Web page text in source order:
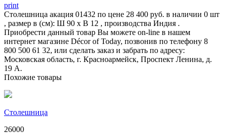
print
Столешница акация 01432 по цене 28 400 руб. в наличии 0 шт
, размер в (см): Ш 90 x В 12 , производства Индия .
Приобрести данный товар Вы можете on-line в нашем
интернет магазине Décor of Today, позвонив по телефону 8
800 500 61 32, или сделать заказ и забрать по адресу:
Московская область, г. Красноармейск, Проспект Ленина, д.
19 А.
Похожие товары
Столешница
26000